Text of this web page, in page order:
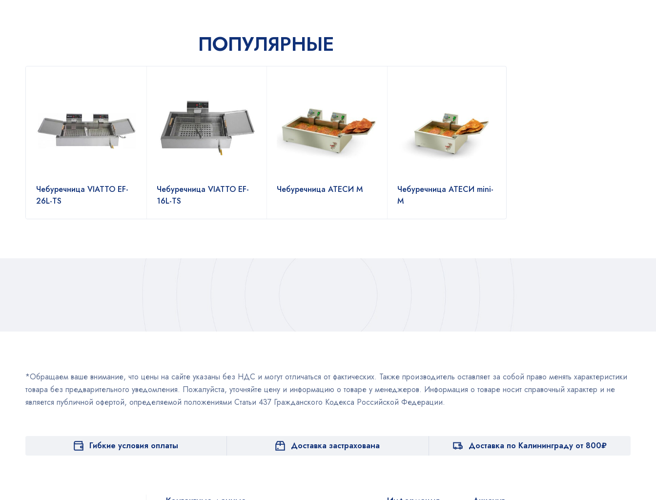
ПОПУЛЯРНЫЕ
Чебуречница VIATTO EF-
26L-TS
Чебуречница VIATTO EF-
16L-TS
Чебуречница АТЕСИ М
Чебуречница АТЕСИ mini-
М
*Обращаем ваше внимание, что цены на сайте указаны без НДС и могут отличаться от фактических. Также производитель оставляет за собой право менять характеристики
товара без предварительного уведомления. Пожалуйста, уточняйте цену и информацию о товаре у менеджеров. Информация о товаре носит справочный характер и не
является публичной офертой, определяемой положениями Статьи 437 Гражданского Кодекса Российской Федерации.
Гибкие условия оплаты Доставка застрахована Доставка по Калининграду от 800₽